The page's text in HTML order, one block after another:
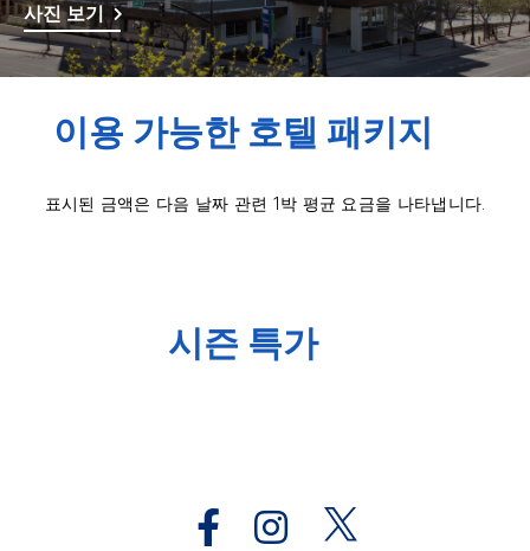
사진 보기
이용 가능한 호텔 패키지
표시된 금액은 다음 날짜 관련 1박 평균 요금을 나타냅니다.
시즌 특가